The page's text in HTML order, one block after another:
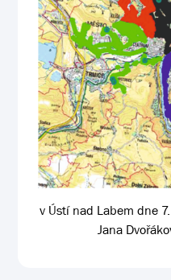
v Ústí nad Labem dne
Jana